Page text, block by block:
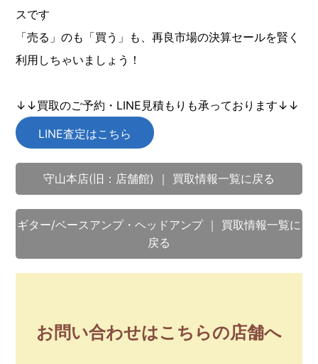
スです
「売る」のも「買う」も、再良市場の決算セールを賢く
利用しちゃいましょう！
↓↓買取のご予約・LINE見積もりも承っております↓↓
LINE査定はこちら
守山本店(旧：店舗館) ｜ 買取情報一覧に戻る
ギター/ベースアンプ・ヘッドアンプ ｜ 買取情報一覧に
戻る
お問い合わせはこちらの店舗へ